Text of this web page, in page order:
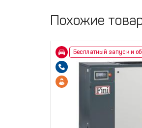
Похожие
Бесплатный запуск и